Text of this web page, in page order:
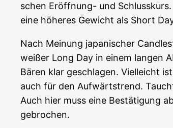
schen Eröff­nung- und
eine höhe­res Gewicht als Short
Nach Mei­nung japa­ni­scher
wei­ßer Long Day in einem lan­gen
Bären klar geschla­gen. Viel­leicht
auch für den Auf­wärts­trend.
Auch hier muss eine Bestä­ti­gung
gebrochen.